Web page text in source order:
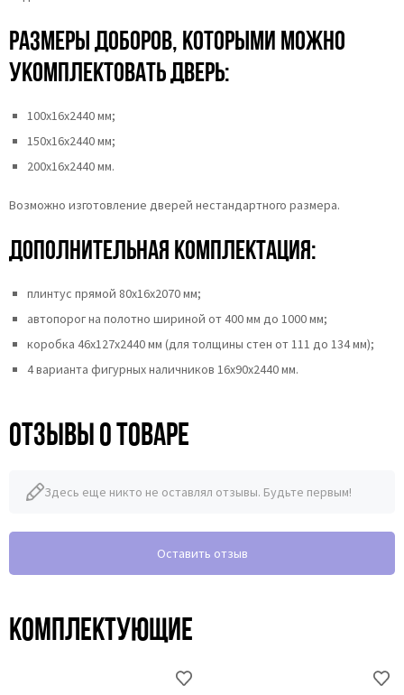
Размеры доборов, которыми можно
укомплектовать дверь:
100х16х2440 мм;
150х16х2440 мм;
200х16х2440 мм.
Возможно изготовление дверей нестандартного размера.
Дополнительная комплектация:
плинтус прямой 80х16х2070 мм;
автопорог на полотно шириной от 400 мм до 1000 мм;
коробка 46x127x2440 мм (для толщины стен от 111 до 134 мм);
4 варианта фигурных наличников 16х90х2440 мм.
Отзывы о товаре
Здесь еще никто не оставлял отзывы. Будьте первым!
Оставить отзыв
Комплектующие